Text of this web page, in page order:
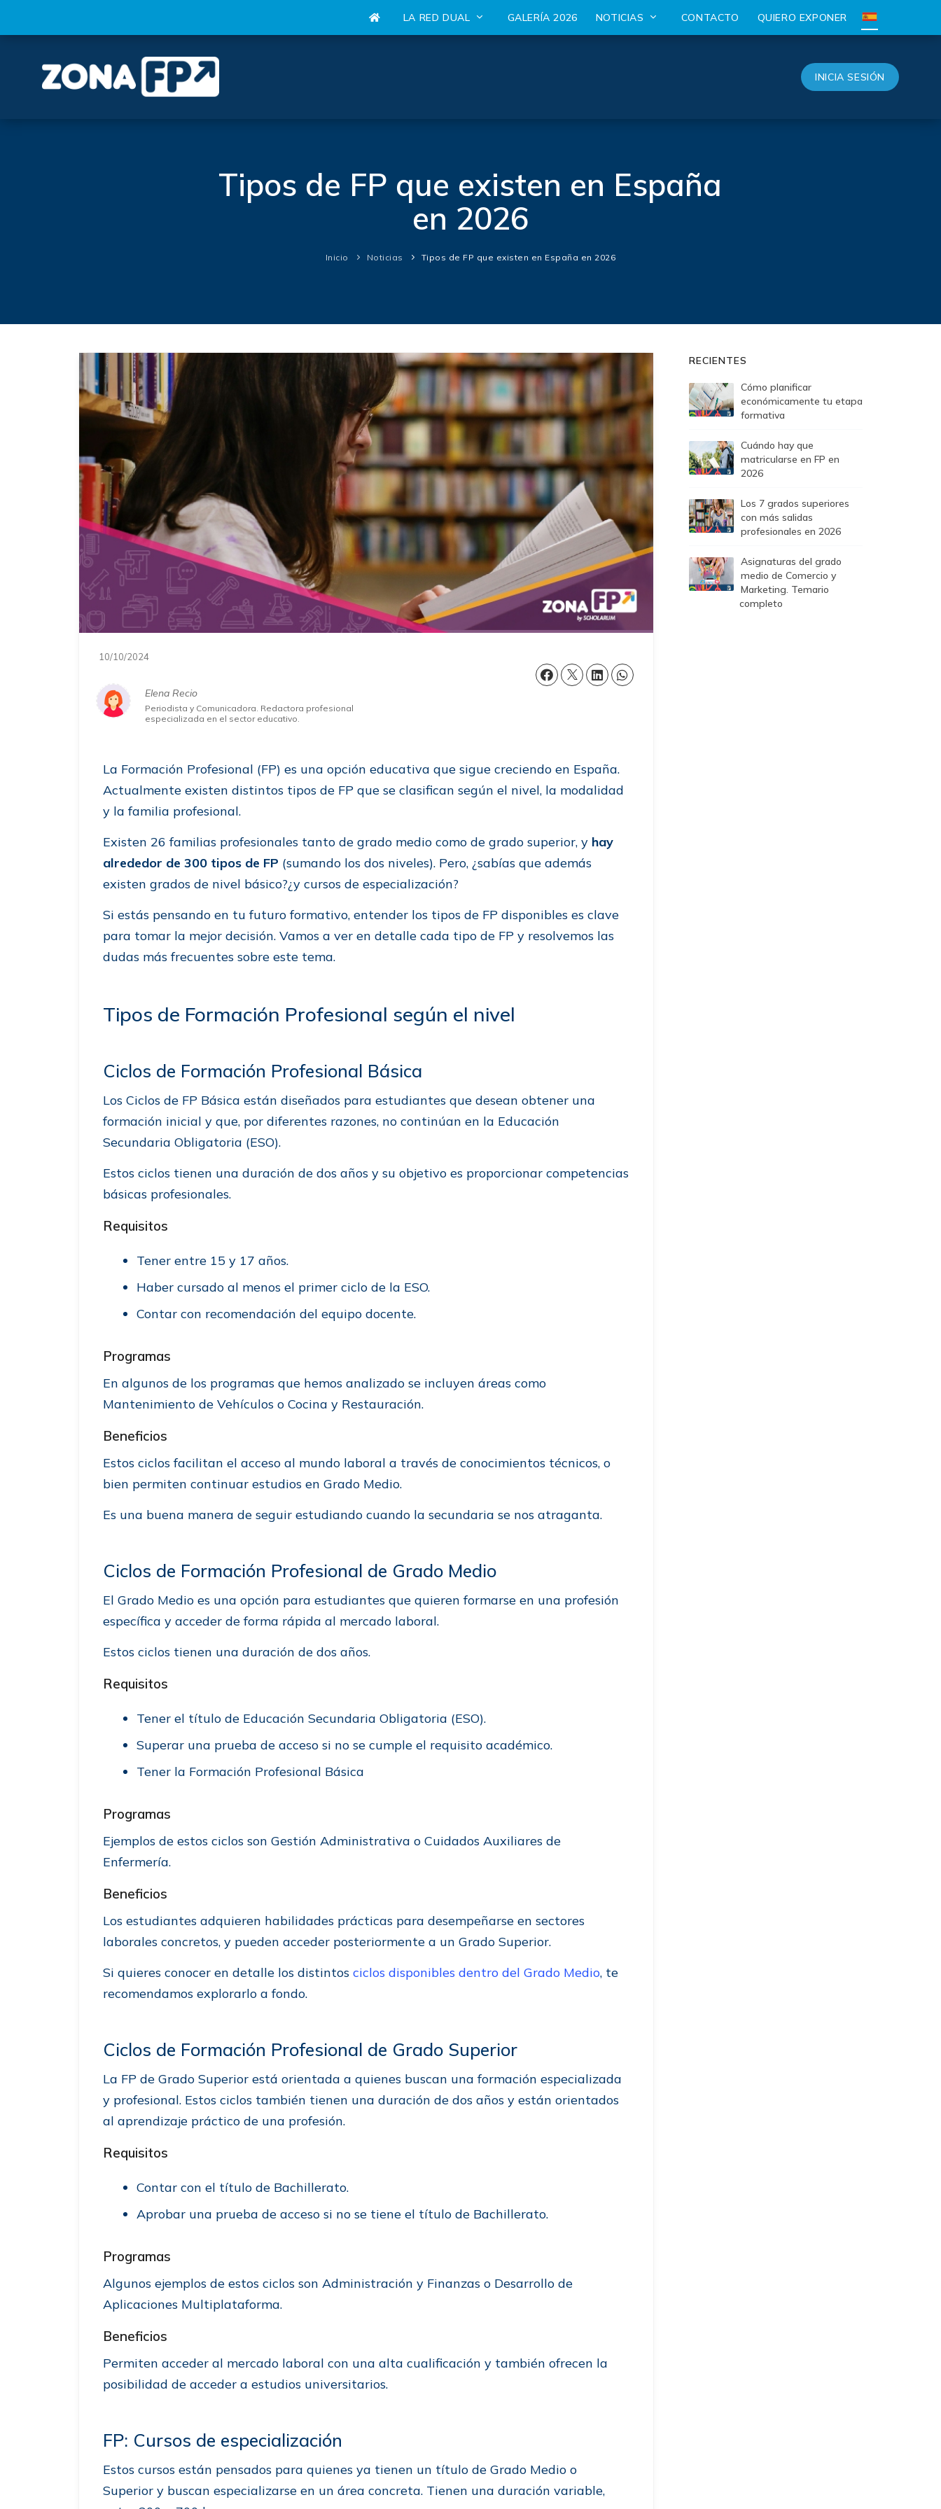
LA RED DUAL GALERÍA 2026 NOTICIAS CONTACTO QUIERO EXPONER
INICIA SESIÓN
Tipos de FP que existen en España
en 2026
Inicio Noticias Tipos de FP que existen en España en 2026
10/10/2024
Elena Recio
Periodista y Comunicadora. Redactora profesional
especializada en el sector educativo.
La Formación Profesional (FP) es una opción educativa que sigue creciendo en España.
Actualmente existen distintos tipos de FP que se clasifican según el nivel, la modalidad
y la familia profesional.
Existen 26 familias profesionales tanto de grado medio como de grado superior, y hay
alrededor de 300 tipos de FP (sumando los dos niveles). Pero, ¿sabías que además
existen grados de nivel básico?¿y cursos de especialización?
Si estás pensando en tu futuro formativo, entender los tipos de FP disponibles es clave
para tomar la mejor decisión. Vamos a ver en detalle cada tipo de FP y resolvemos las
dudas más frecuentes sobre este tema.
Tipos de Formación Profesional según el nivel
Ciclos de Formación Profesional Básica
Los Ciclos de FP Básica están diseñados para estudiantes que desean obtener una
formación inicial y que, por diferentes razones, no continúan en la Educación
Secundaria Obligatoria (ESO).
Estos ciclos tienen una duración de dos años y su objetivo es proporcionar competencias
básicas profesionales.
Requisitos
Tener entre 15 y 17 años.
Haber cursado al menos el primer ciclo de la ESO.
Contar con recomendación del equipo docente.
Programas
En algunos de los programas que hemos analizado se incluyen áreas como
Mantenimiento de Vehículos o Cocina y Restauración.
Beneficios
Estos ciclos facilitan el acceso al mundo laboral a través de conocimientos técnicos, o
bien permiten continuar estudios en Grado Medio.
Es una buena manera de seguir estudiando cuando la secundaria se nos atraganta.
Ciclos de Formación Profesional de Grado Medio
El Grado Medio es una opción para estudiantes que quieren formarse en una profesión
específica y acceder de forma rápida al mercado laboral.
Estos ciclos tienen una duración de dos años.
Requisitos
Tener el título de Educación Secundaria Obligatoria (ESO).
Superar una prueba de acceso si no se cumple el requisito académico.
Tener la Formación Profesional Básica
Programas
Ejemplos de estos ciclos son Gestión Administrativa o Cuidados Auxiliares de
Enfermería.
Beneficios
Los estudiantes adquieren habilidades prácticas para desempeñarse en sectores
laborales concretos, y pueden acceder posteriormente a un Grado Superior.
Si quieres conocer en detalle los distintos ciclos disponibles dentro del Grado Medio, te
recomendamos explorarlo a fondo.
Ciclos de Formación Profesional de Grado Superior
La FP de Grado Superior está orientada a quienes buscan una formación especializada
y profesional. Estos ciclos también tienen una duración de dos años y están orientados
al aprendizaje práctico de una profesión.
Requisitos
Contar con el título de Bachillerato.
Aprobar una prueba de acceso si no se tiene el título de Bachillerato.
Programas
Algunos ejemplos de estos ciclos son Administración y Finanzas o Desarrollo de
Aplicaciones Multiplataforma.
Beneficios
Permiten acceder al mercado laboral con una alta cualificación y también ofrecen la
posibilidad de acceder a estudios universitarios.
FP: Cursos de especialización
Estos cursos están pensados para quienes ya tienen un título de Grado Medio o
Superior y buscan especializarse en un área concreta. Tienen una duración variable,
RECIENTES
Cómo planificar
económicamente tu etapa
formativa
Cuándo hay que
matricularse en FP en
2026
Los 7 grados superiores
con más salidas
profesionales en 2026
Asignaturas del grado
medio de Comercio y
Marketing. Temario
completo